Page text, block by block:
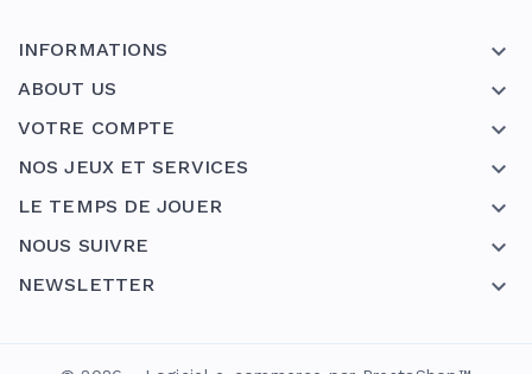
INFORMATIONS 
ABOUT US 
VOTRE COMPTE 
NOS JEUX ET SERVICES 
LE TEMPS DE JOUER 
NOUS SUIVRE 
NEWSLETTER 